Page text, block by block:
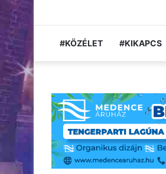
#KÖZÉLET #KIKAPCS